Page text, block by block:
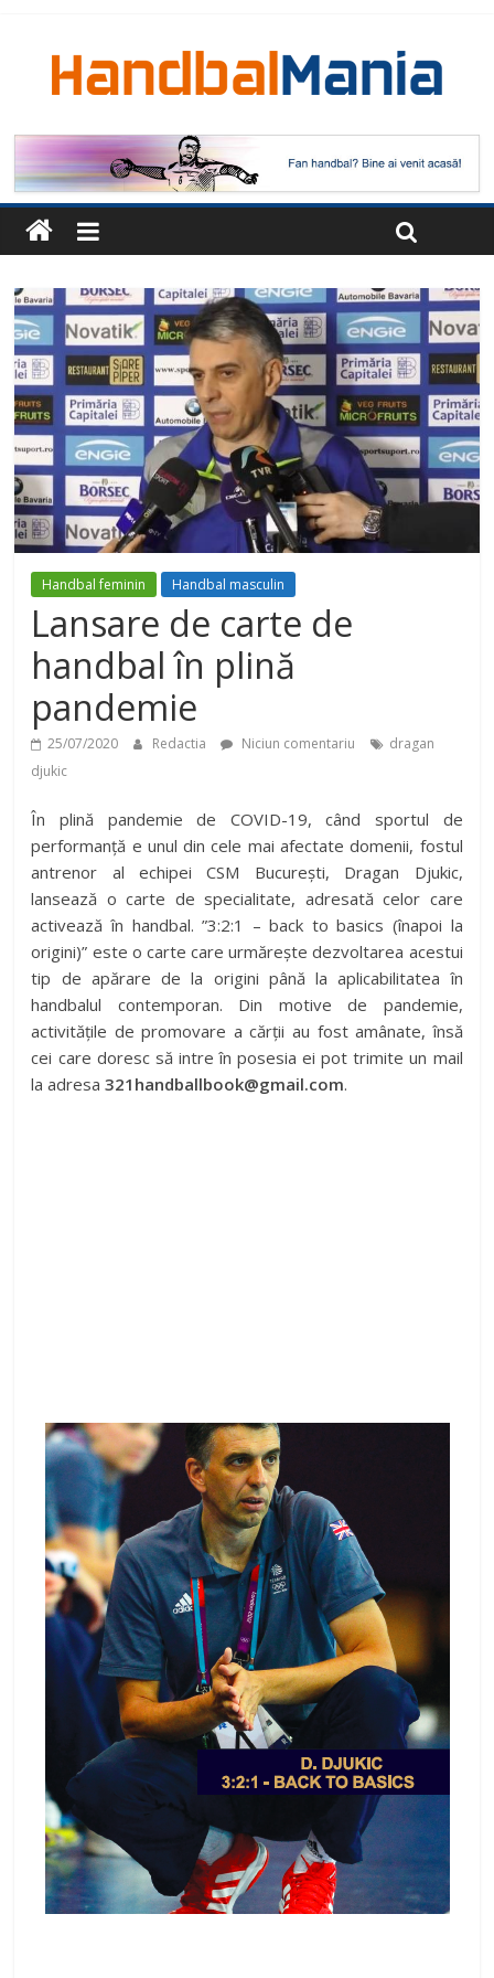
Handbal feminin Handbal masculin
Lansare de carte de
handbal în plină
pandemie
25/07/2020 Redactia Niciun comentariu
dragan
djukic
În plină pandemie de COVID-19, când sportul de
performanță e unul din cele mai afectate domenii, fostul
antrenor al echipei CSM București, Dragan Djukic,
lansează o carte de specialitate, adresată celor care
activează în handbal. ”3:2:1 – back to basics (înapoi la
origini)” este o carte care urmărește dezvoltarea acestui
tip de apărare de la origini până la aplicabilitatea în
handbalul contemporan. Din motive de pandemie,
activitățile de promovare a cărții au fost amânate, însă
cei care doresc să intre în posesia ei pot trimite un mail
la adresa321handballbook@gmail.com.